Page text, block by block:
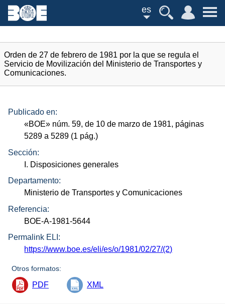
es
Orden de 27 de febrero de 1981 por la que se regula el
Servicio de Movilización del Ministerio de Transportes y
Comunicaciones.
Publicado en:
«BOE» núm. 59, de 10 de marzo de 1981, páginas
5289 a 5289 (1 pág.)
Sección:
I. Disposiciones generales
Departamento:
Ministerio de Transportes y Comunicaciones
Referencia:
BOE-A-1981-5644
Permalink ELI:
https://www.boe.es/eli/es/o/1981/02/27/(2)
Otros formatos:
PDF XML